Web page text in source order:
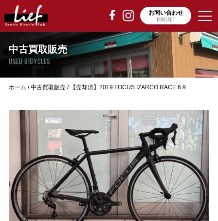
お問い合わせ
CONTACT
中古買取販売
USED BICYCLES
ホーム /中古買取販売/ 【売却済】2019 FOCUS IZARCO RACE 6.9